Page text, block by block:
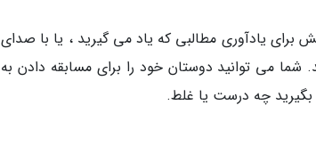
یادآوری مطالبی که یاد می گیرید ، یا با صدای
می توانید دوستان خود را برای مسابقه دادن به
بگیرید چه درست یا غلط.